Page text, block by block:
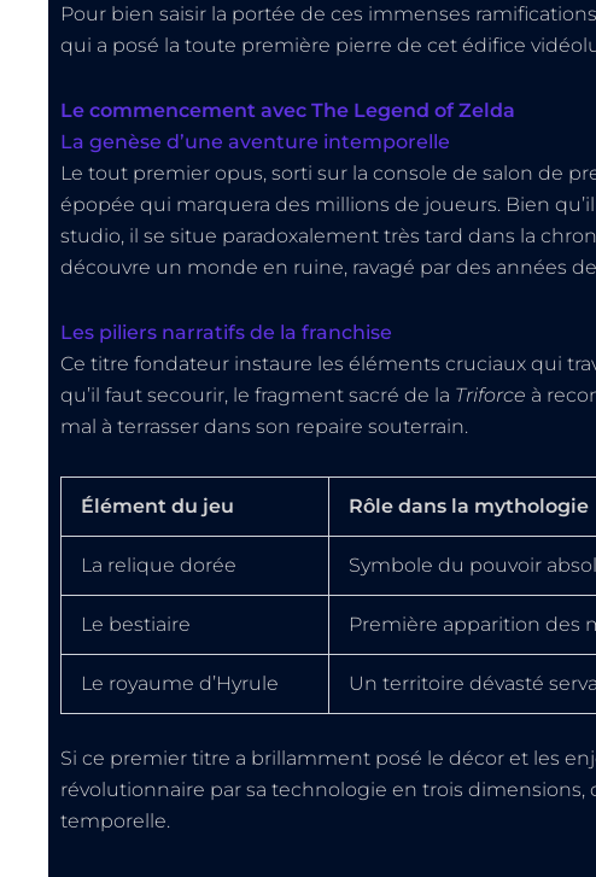
Pour bien saisir la portée de ces immenses
qui a posé la toute première pierre de cet édifice
Le commencement avec The Legend of Zelda
La genèse d’une aventure intemporelle
Le tout premier opus, sorti sur la console de salon de
épopée qui marquera des millions de joueurs. Bien
studio, il se situe paradoxalement très tard dans la
découvre un monde en ruine, ravagé par des années
Les piliers narratifs de la franchise
Ce titre fondateur instaure les éléments cruciaux qui
qu’il faut secourir, le fragment sacré de la Triforce à
mal à terrasser dans son repaire souterrain.
Élément du jeu Rôle dans la mythologie
La relique dorée Symbole du pouvoir
Le bestiaire Première apparition des
Le royaume d’Hyrule Un territoire dévasté
Si ce premier titre a brillamment posé le décor et les
révolutionnaire par sa technologie en trois
temporelle.